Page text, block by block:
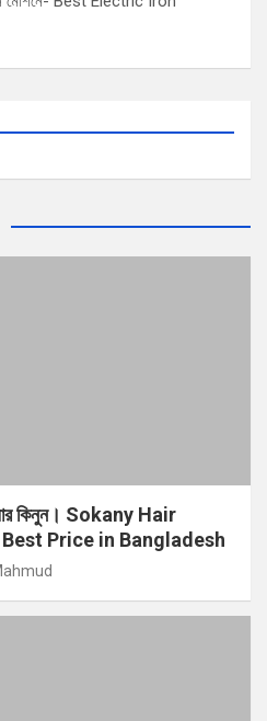
কিনুন। Sokany Hair
Price in Bangladesh